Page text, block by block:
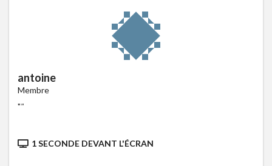
antoine
Membre
""
1 SECONDE DEVANT L'ÉCRAN